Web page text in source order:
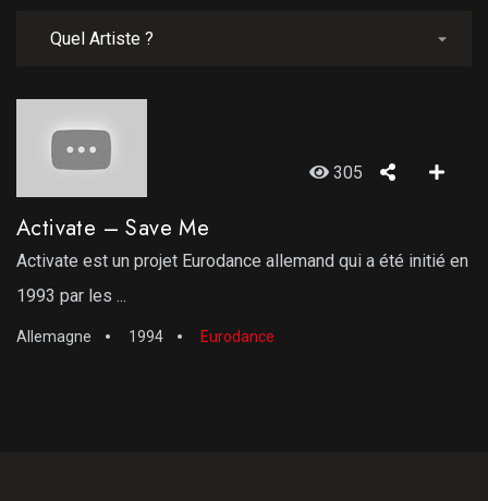
305
Activate – Save Me
Activate est un projet Eurodance allemand qui a été initié en
1993 par les ...
Allemagne 1994 Eurodance